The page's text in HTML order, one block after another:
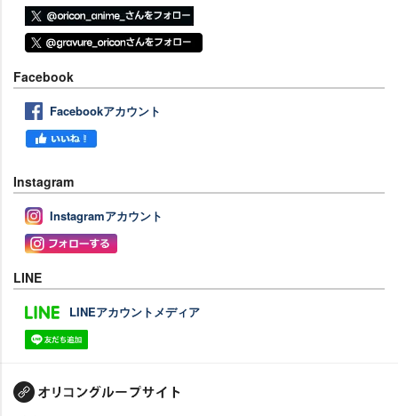
Facebook
Facebookアカウント
Instagram
Instagramアカウント
LINE
LINEアカウントメディア